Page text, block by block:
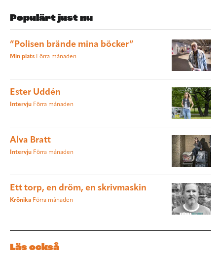
Populärt just nu
”Polisen brände mina böcker”
Min plats Förra månaden
Ester Uddén
Intervju Förra månaden
Alva Bratt
Intervju Förra månaden
Ett torp, en dröm, en skrivmaskin
Krönika Förra månaden
Läs också